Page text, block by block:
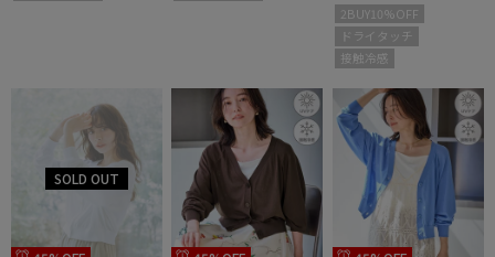
2BUY10%OFF
ドライタッチ
接触冷感